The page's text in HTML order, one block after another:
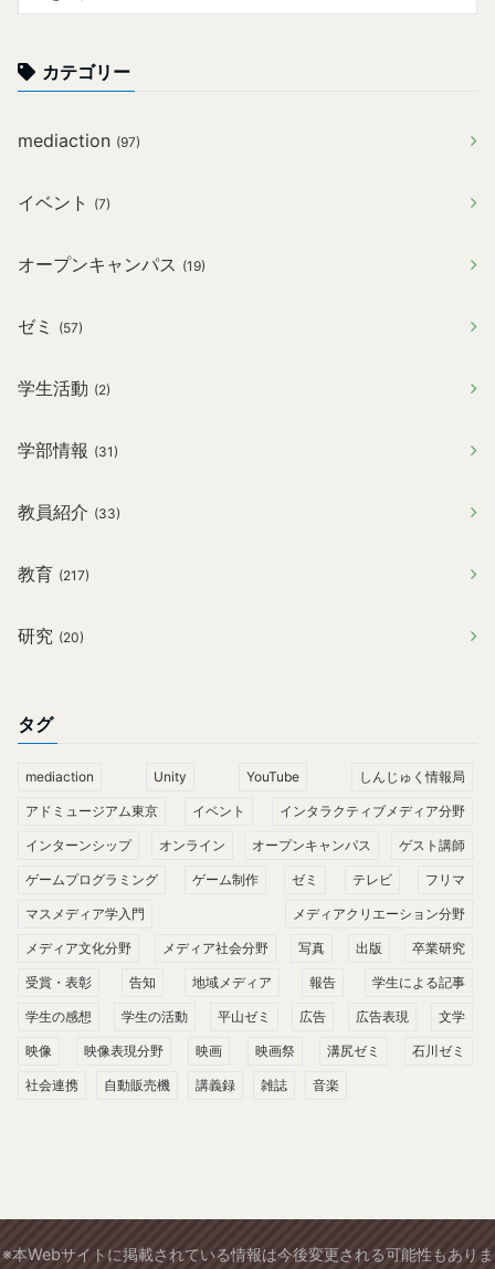
カテゴリー
mediaction (97)
イベント (7)
オープンキャンパス (19)
ゼミ (57)
学生活動 (2)
学部情報 (31)
教員紹介 (33)
教育 (217)
研究 (20)
タグ
mediaction Unity YouTube しんじゅく情報局
アドミュージアム東京 イベント インタラクティブメディア分野
インターンシップ オンライン オープンキャンパス ゲスト講師
ゲームプログラミング ゲーム制作 ゼミ テレビ フリマ
マスメディア学入門 メディアクリエーション分野
メディア文化分野 メディア社会分野 写真 出版 卒業研究
受賞・表彰 告知 地域メディア 報告 学生による記事
学生の感想 学生の活動 平山ゼミ 広告 広告表現 文学
映像 映像表現分野 映画 映画祭 溝尻ゼミ 石川ゼミ
社会連携 自動販売機 講義録 雑誌 音楽
※本Webサイトに掲載されている情報は今後変更される可能性もありま